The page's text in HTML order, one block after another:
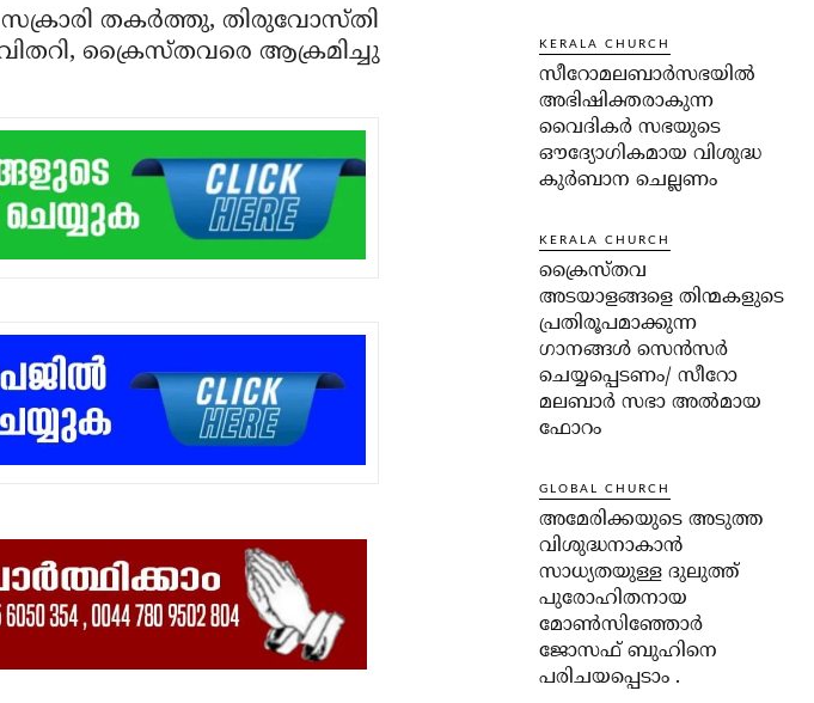
തകര്‍ത്തു, തിരുവോസ്തി
ക്രൈസ്തവരെ ആക്രമിച്ചു
KERALA CHURCH
സീറോമലബാർസഭയിൽ
അഭിഷിക്തരാകുന്ന
വൈദികർ സഭയുടെ
ഔദ്യോഗികമായ വിശുദ്ധ
കുർബാന ചെല്ലണം
KERALA CHURCH
ക്രൈസ്തവ
അടയാളങ്ങളെ തിന്മകളുടെ
പ്രതിരൂപമാക്കുന്ന
ഗാനങ്ങൾ സെൻസർ
ചെയ്യപ്പെടണം/ സീറോ
മലബാർ സഭാ അൽമായ
ഫോറം
GLOBAL CHURCH
അമേരിക്കയുടെ അടുത്ത
വിശുദ്ധനാകാൻ
സാധ്യതയുള്ള ദുലുത്ത്
പുരോഹിതനായ
മോൺസിഞ്ഞോർ
ജോസഫ് ബുഹിനെ
പരിചയപ്പെടാം .